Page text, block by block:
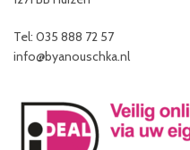
Tel: 035 888 72 57
info@byanouschka.nl